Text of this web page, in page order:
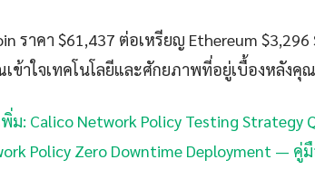
ราคา $61,437 ต่อเหรียญ Ethereum
ข้าใจเทคโนโลยีและศักยภาพที่อยู่เบื้องหลังคุ
ม: Calico Network Policy Testing
Policy Zero Downtime Deployment — คู่